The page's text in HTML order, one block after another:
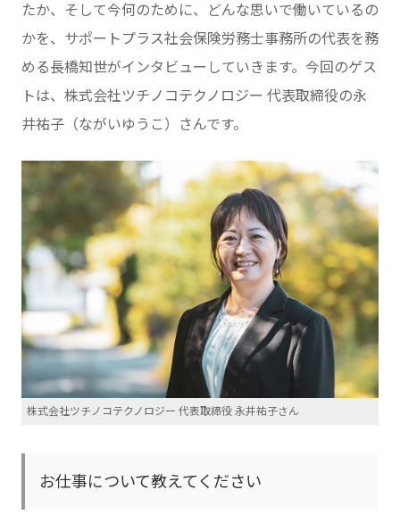
たか、そして今何のために、どんな思いで働いているの
かを、サポートプラス社会保険労務士事務所の代表を務
める長橋知世がインタビューしていきます。今回のゲス
トは、株式会社ツチノコテクノロジー 代表取締役の永
井祐子（ながいゆうこ）さんです。
株式会社ツチノコテクノロジー 代表取締役 永井祐子さん
お仕事について教えてください